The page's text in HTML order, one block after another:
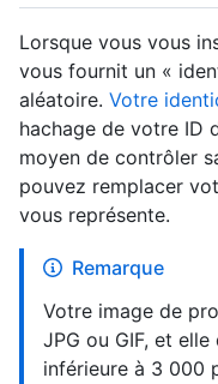
Lorsque vous vous
vous fournit un «
aléatoire. Votre
hachage de votre ID
moyen de contrôler
pouvez remplacer
vous représente.
Remarque
Votre image de
JPG ou GIF, et
inférieure à 3 000